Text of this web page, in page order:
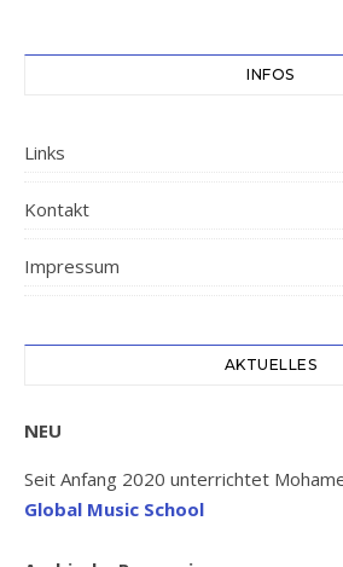
INFOS
Links
Kontakt
Impressum
AKTUELLES
NEU
Seit Anfang 2020 unterrichtet
Global Music School